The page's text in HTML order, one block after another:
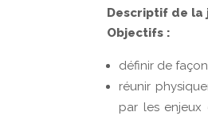
Descriptif de la
Objectifs :
définir de
réunir
par les enjeux